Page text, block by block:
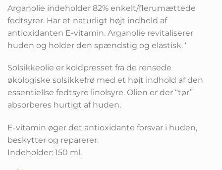
Arganolie indeholder 82% enkelt/flerumættede
fedtsyrer. Har et naturligt højt indhold af
antioxidanten E-vitamin. Arganolie revitaliserer
huden og holder den spændstig og elastisk. ‘
Solsikkeolie er koldpresset fra de rensede
økologiske solsikkefrø med et højt indhold af den
essentiellse fedtsyre linolsyre. Olien er der “tør”
absorberes hurtigt af huden.
E-vitamin øger det antioxidante forsvar i huden,
beskytter og reparerer.
Indeholder: 150 ml.